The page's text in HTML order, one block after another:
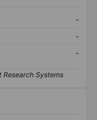
-
-
-